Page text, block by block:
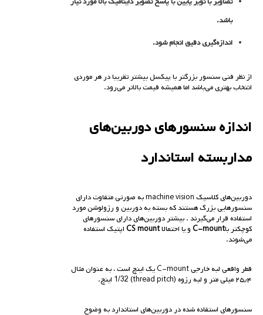
باشد.
اندازه‌گیری دقیق انجام شود.
از نظر فنی سنسور بزرگتر با پیکسل بیشتر تقریبا در هر موردی
انتخاب بهتری می‌باشد اما همیشه قیمت بالاتر می‌رود.
اندازه سنسورهای دوربین‌های
مداربسته استاندارد
دوربین‌های کلاسیک machine vision به صورتی متفاوت دارای
سنسورهایی بزرگ هستند که بسته به دوربین و رزولوشن مورد
استفاده قرار می‌گیرند . بیشتر دوربین‌های دارای سنسورهای
کوچکتر باC-mount و یا احتمالاCS mount اپتیک استفاده
می‌شوند.
قطر واقعی لبه خارجی C-mount یک اینچ است ، به عنوان مثال
۲۵٫۴ میلی متر و لبه رزوه (thread pitch) 1/32 اینچ.
سنسورهای استفاده شده در دوربین‌های استاندارد به وضوح